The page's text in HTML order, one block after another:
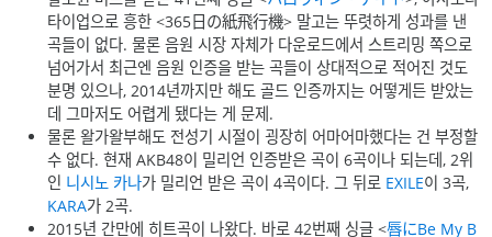
타이업으로 흥한 <365日の紙飛行機> 말고는 뚜렷하게 성과를 낸
곡들이 없다. 물론 음원 시장 자체가 다운로드에서 스트리밍 쪽으로
넘어가서 최근엔 음원 인증을 받는 곡들이 상대적으로 적어진 것도
분명 있으나, 2014년까지만 해도 골드 인증까지는 어떻게든 받았는
데 그마저도 어렵게 됐다는 게 문제.
물론 왈가왈부해도 전성기 시절이 굉장히 어마어마했다는 건 부정할
수 없다. 현재 AKB48이 밀리언 인증받은 곡이 6곡이나 되는데, 2위
인 니시노 카나가 밀리언 받은 곡이 4곡이다. 그 뒤로 EXILE이 3곡,
KARA가 2곡.
2015년 간만에 히트곡이 나왔다. 바로 42번째 싱글 <唇にBe My B